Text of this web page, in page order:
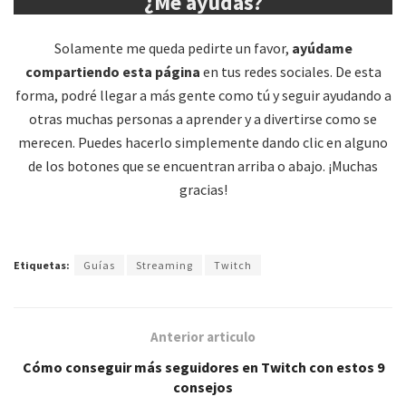
Solamente me queda pedirte un favor, ayúdame
compartiendo esta página en tus redes sociales. De esta
forma, podré llegar a más gente como tú y seguir ayudando a
otras muchas personas a aprender y a divertirse como se
merecen. Puedes hacerlo simplemente dando clic en alguno
de los botones que se encuentran arriba o abajo. ¡Muchas
gracias!
Etiquetas: Guías Streaming Twitch
Anterior articulo
Cómo conseguir más seguidores en Twitch con estos 9
consejos